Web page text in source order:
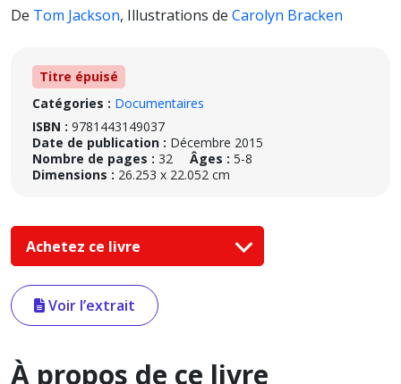
De Tom Jackson, Illustrations de Carolyn Bracken
Titre épuisé
Catégories : Documentaires
ISBN : 9781443149037
Date de publication : Décembre 2015
Nombre de pages : 32 Âges : 5-8
Dimensions : 26.253 x 22.052 cm
Achetez ce livre
Voir l’extrait
À propos de ce livre